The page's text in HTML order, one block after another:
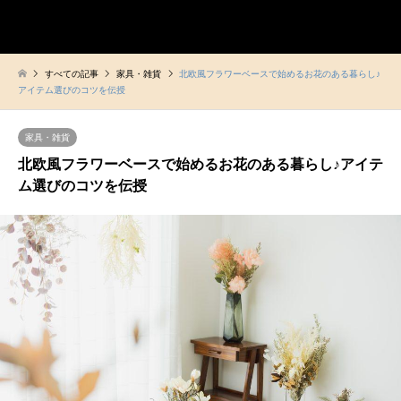
すべての記事 家具・雑貨
北欧風フラワーベースで始めるお花のある暮らし♪
アイテム選びのコツを伝授
家具・雑貨
北欧風フラワーベースで始めるお花のある暮らし♪アイテ
ム選びのコツを伝授